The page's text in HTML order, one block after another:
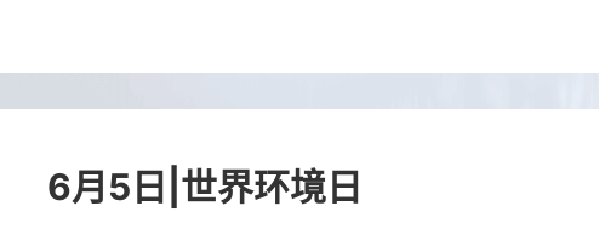
6月5日|世界环境日